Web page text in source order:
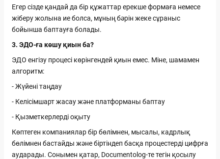
Егер сізде қандай да бір құжаттар ерекше формаға немесе
жіберу жолына ие болса, мұның бәрін жеке сұраныс
бойынша баптауға болады.
3. ЭДО-ға көшу қиын ба?
ЭДО енгізу процесі көрінгендей қиын емес. Міне, шамамен
алгоритм:
- Жүйені таңдау
- Келісімшарт жасау және платформаны баптау
- Қызметкерлерді оқыту
Көптеген компаниялар бір бөлімнен, мысалы, кадрлық
бөлімнен бастайды және біртіндеп басқа процестерді цифрға
аударады. Сонымен қатар, Documentolog-те тегін қосылу